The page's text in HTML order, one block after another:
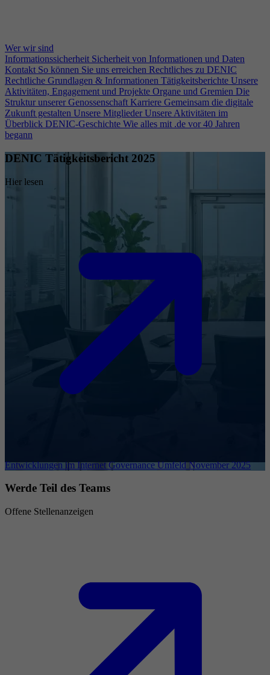
Wer wir sind
Informationssicherheit Sicherheit von Informationen und Daten
Kontakt So können Sie uns erreichen Rechtliches zu DENIC
Rechtliche Grundlagen & Informationen Tätigkeitsberichte Unsere
Aktivitäten, Engagement und Projekte Organe und Gremien Die
Struktur unserer Genossenschaft Karriere Gemeinsam die digitale
Zukunft gestalten Unsere Mitglieder Unsere Aktivitäten im
Überblick DENIC-Geschichte Wie alles mit .de vor 40 Jahren
begann
DENIC Tätigkeitsbericht 2025
Hier lesen
Entwicklungen im Internet Governance Umfeld November 2025
Werde Teil des Teams
Offene Stellenanzeigen